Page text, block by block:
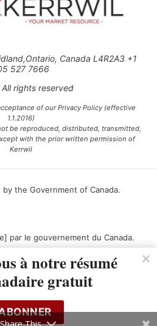
Canada L4R2A3 +1
527 7666
rights reserved
of our Privacy Policy (effective
1.1.2016)
be reproduced, distributed, transmitted,
with the prior written permission of
Kerrwil
the Government of Canada.
par le gouvernement du Canada.
à notre résumé
gratuit